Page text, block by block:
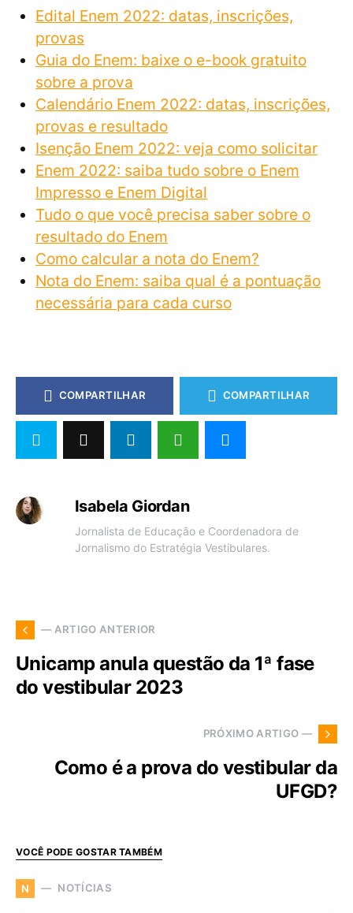
Edital Enem 2022: datas, inscrições,
provas
Guia do Enem: baixe o e-book gratuito
sobre a prova
Calendário Enem 2022: datas, inscrições,
provas e resultado
Isenção Enem 2022: veja como solicitar
Enem 2022: saiba tudo sobre o Enem
Impresso e Enem Digital
Tudo o que você precisa saber sobre o
resultado do Enem
Como calcular a nota do Enem?
Nota do Enem: saiba qual é a pontuação
necessária para cada curso
COMPARTILHAR COMPARTILHAR
Isabela Giordan
Jornalista de Educação e Coordenadora de
Jornalismo do Estratégia Vestibulares.
— ARTIGO ANTERIOR
Unicamp anula questão da 1ª fase
do vestibular 2023
PRÓXIMO ARTIGO —
Como é a prova do vestibular da
UFGD?
VOCÊ PODE GOSTAR TAMBÉM
N NOTÍCIAS